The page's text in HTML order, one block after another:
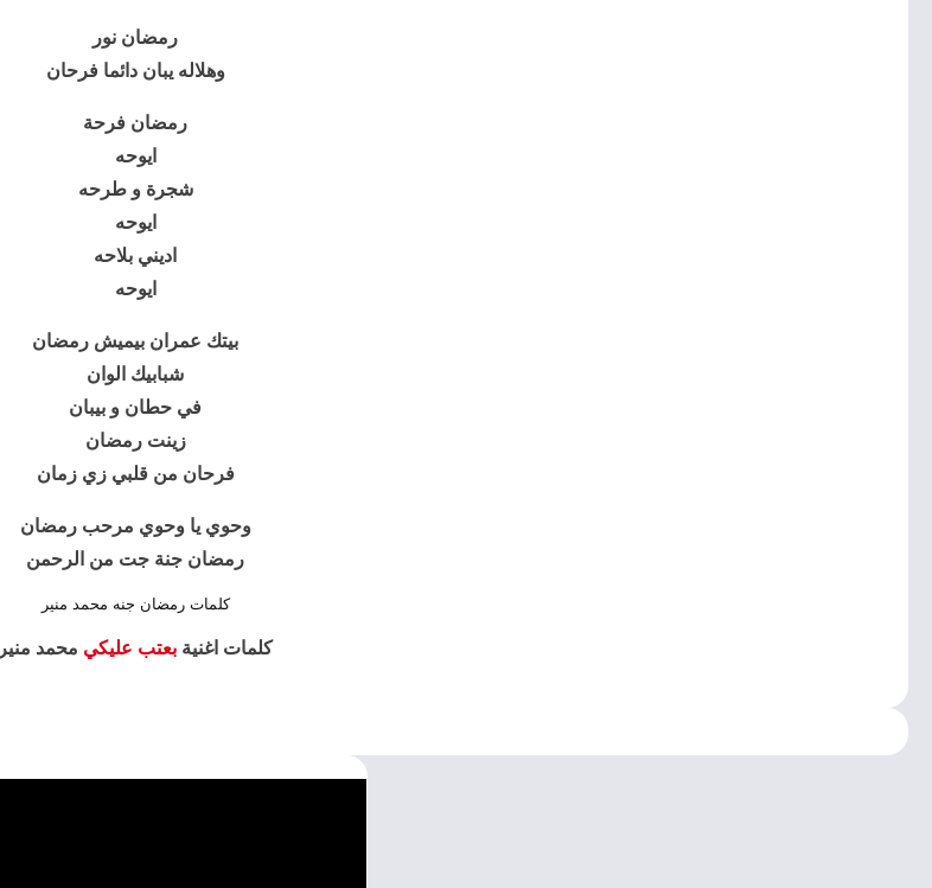
رمضان نور
وهلاله يبان دائما فرحان
رمضان فرحة
ايوحه
شجرة و طرحه
ايوحه
اديني بلاحه
ايوحه
بيتك عمران بيميش رمضان
شبابيك الوان
في حطان و بيبان
زينت رمضان
فرحان من قلبي زي زمان
وحوي يا وحوي مرحب رمضان
رمضان جنة جت من الرحمن
كلمات رمضان جنه محمد منير
كلمات اغنية بعتب عليكي محمد منير